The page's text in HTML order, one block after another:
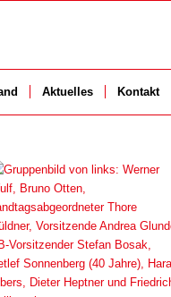
Aktu­el­les Kon­takt